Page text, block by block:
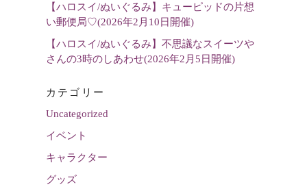
【ハロスイ/ぬいぐるみ】キューピッドの片想
い郵便局♡(2026年2月10日開催)
【ハロスイ/ぬいぐるみ】不思議なスイーツや
さんの3時のしあわせ(2026年2月5日開催)
カテゴリー
Uncategorized
イベント
キャラクター
グッズ